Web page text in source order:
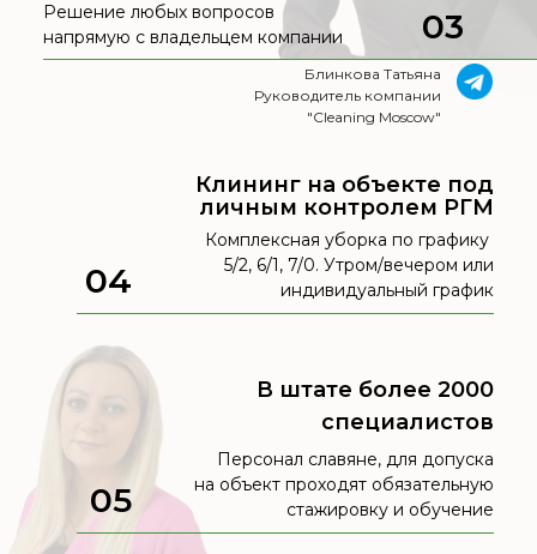
Решение любых вопросов
напрямую с владельцем компании
В штате более 2000
специалистов
Персонал славяне, для допуска
на объект проходят обязательную
стажировку и обучение
Блинкова Татьяна
Руководитель компании
"Cleaning Moscow"
Комплексная уборка по графику
5/2, 6/1, 7/0. Утром/вечером или
индивидуальный график
Клининг на объекте под
личным контролем РГМ
05
04
03